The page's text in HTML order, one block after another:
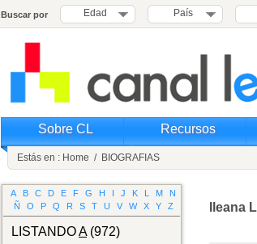
Buscar por Edad País
Sobre CL Recursos
Estás en : Home / BIOGRAFIAS
A B C D E F G H I J K L M
N
Ñ
O P Q R S T U V W X Y Z
LISTANDOA(972)
Ileana